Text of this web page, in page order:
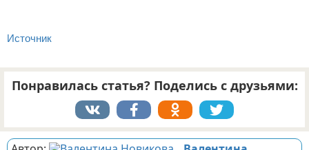
Источник
Понравилась статья? Поделись с друзьями: